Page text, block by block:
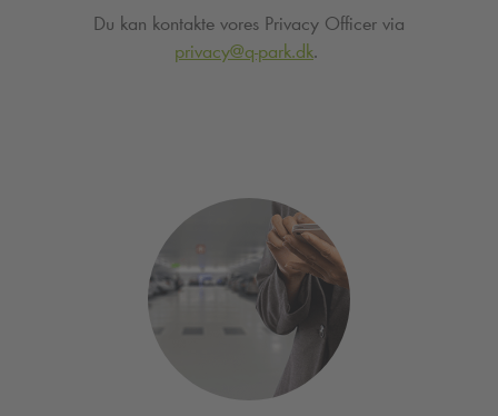
Du kan kontakte vores Privacy Officer via
privacy@q-park.dk.